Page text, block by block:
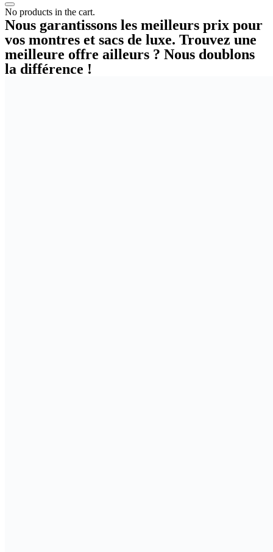
No products in the cart.
Nous garantissons les meilleurs prix pour
vos montres et sacs de luxe. Trouvez une
meilleure offre ailleurs ? Nous doublons
la différence !